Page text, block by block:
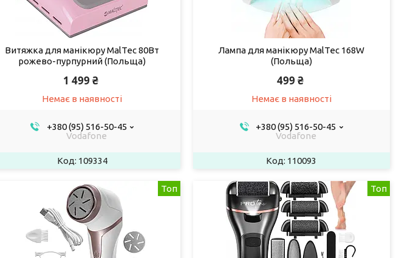
Витяжка для манікюру MalTec 80Вт
рожево-пурпурний (Польща)
1 499 ₴
Немає в наявності
+380 (95) 516-50-45
Vodafone
109334
Лампа для манікюру MalTec 168W
(Польща)
499 ₴
Немає в наявності
+380 (95) 516-50-45
Vodafone
110093
Топ Топ